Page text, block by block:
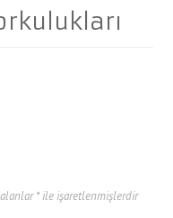
*ile işaretlenmişlerdir